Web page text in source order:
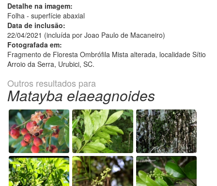
Detalhe na imagem:
Folha - superfície abaxial
Data de inclusão:
22/04/2021 (incluída por Joao Paulo de Macaneiro)
Fotografada em:
Fragmento de Floresta Ombrófila Mista alterada, localidade Sítio
Arroio da Serra, Urubici, SC.
Outros resultados para
Matayba elaeagnoides